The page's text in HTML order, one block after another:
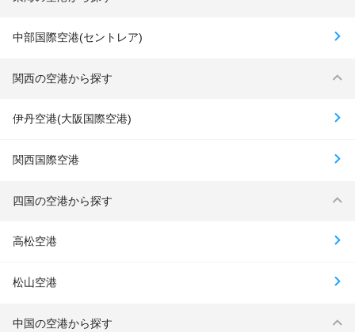
中部国際空港(セントレア)
関西の空港から探す
伊丹空港(大阪国際空港)
関西国際空港
四国の空港から探す
高松空港
松山空港
中国の空港から探す